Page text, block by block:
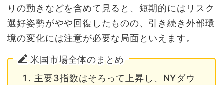
りの動きなどを含めて見ると、短期的にはリスク
選好姿勢がやや回復したものの、引き続き外部環
境の変化には注意が必要な局面といえます。
米国市場全体のまとめ
主要3指数はそろって上昇し、NYダウ